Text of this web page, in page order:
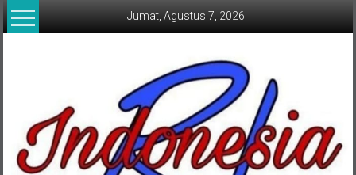
Lompat
ke
Jumat, Agustus 7, 2026